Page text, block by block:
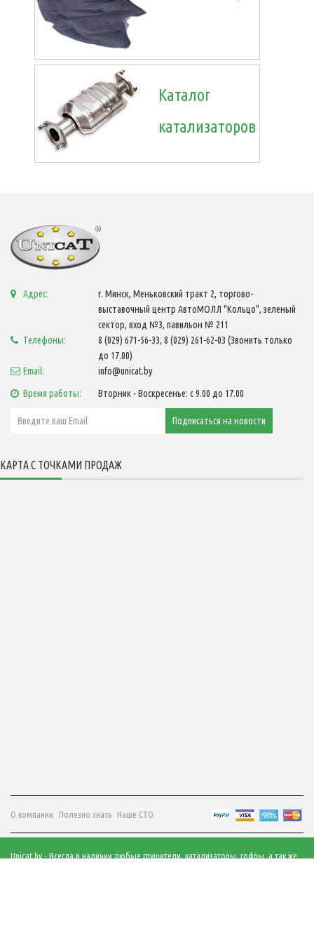
Каталог
катализаторов
Адрес:
г. Минск, Меньковский тракт 2, торгово-
выставочный центр АвтоМОЛЛ "Кольцо", зеленый
сектор, вход №3, павильон № 211
Телефоны:
8 (029) 671-56-33, 8 (029) 261-62-03 (Звонить только
до 17.00)
Email:
info@unicat.by
Время работы:
Вторник - Воскресенье: с 9.00 до 17.00
КАРТА С ТОЧКАМИ ПРОДАЖ
О компании Полезно знать Наше СТО
Unicat.by - Всегда в наличии любые глушители, катализаторы, гофры, а так же